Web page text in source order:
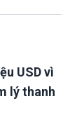
USD vì
lý thanh